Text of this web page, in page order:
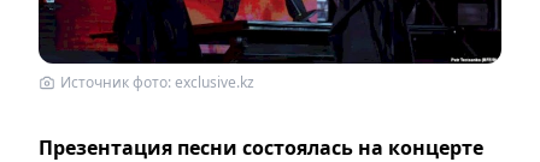
Источник фото: exclusive.kz
Презентация песни состоялась на концерте